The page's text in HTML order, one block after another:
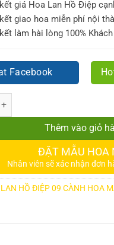
giá Hoa Lan Hồ Điệp
giao hoa miễn phí nội
làm hài lòng 100%
Facebook
Thêm vào giỏ
ĐẶT MẪU HOA
Nhân viên sẽ xác nhận đơn
HỒ ĐIỆP 09 CÀNH HOA